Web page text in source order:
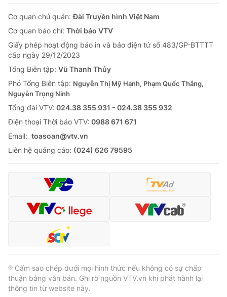
Cơ quan chủ quản:Đài Truyền hình Việt Nam
Cơ quan báo chí: Thời báo VTV
Giấy phép hoạt động báo in và báo điện tử số 483/GP-BTTTT
cấp ngày 29/12/2023
Tổng Biên tập: Vũ Thanh Thủy
Phó Tổng Biên tập: Nguyễn Thị Mỹ Hạnh, Phạm Quốc Thắng,
Nguyễn Trọng Ninh
Tổng đài VTV: 024.38 355 931 - 024.38 355 932
Ðiện thoại Thời báo VTV: 0988 671 671
Email: toasoan@vtv.vn
Liên hệ quảng cáo: (024) 626 79595
® Cấm sao chép dưới mọi hình thức nếu không có sự chấp
thuận bằng văn bản. Ghi rõ nguồn VTV.vn khi phát hành lại
thông tin từ website này.